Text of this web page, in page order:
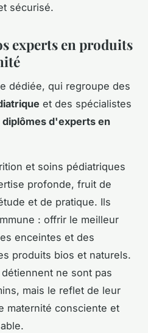
sécurisé.
experts en produits
dédiée, qui regroupe des
et des spécialistes
diplômes d'experts en
et soins pédiatriques
profonde, fruit de
et de pratique. Ils
: offrir le meilleur
enceintes et des
produits bios et naturels.
ne sont pas
mais le reflet de leur
maternité consciente et